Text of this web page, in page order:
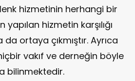
hizmetinin herhangi bir
hizmetin karşılığı
ortaya çıkmıştır. Ayrıca
vakıf ve derneğin böyle
bilinmektedir.